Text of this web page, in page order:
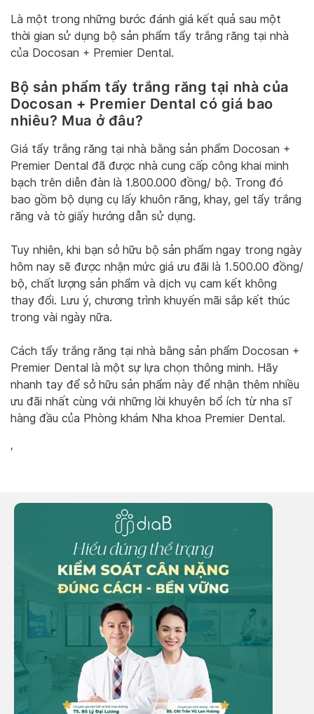
Là một trong những bước đánh giá kết quả sau một
thời gian sử dụng bộ sản phẩm tẩy trắng răng tại nhà
của Docosan + Premier Dental.
Bộ sản phẩm tẩy trắng răng tại nhà của
Docosan + Premier Dental có giá bao
nhiêu? Mua ở đâu?
Giá tẩy trắng răng tại nhà bằng sản phẩm Docosan +
Premier Dental đã được nhà cung cấp công khai minh
bạch trên diễn đàn là 1.800.000 đồng/ bộ. Trong đó
bao gồm bộ dụng cụ lấy khuôn răng, khay, gel tẩy trắng
răng và tờ giấy hướng dẫn sử dụng.
Tuy nhiên, khi bạn sở hữu bộ sản phẩm ngay trong ngày
hôm nay sẽ được nhận mức giá ưu đãi là 1.500.00 đồng/
bộ, chất lượng sản phẩm và dịch vụ cam kết không
thay đổi. Lưu ý, chương trình khuyến mãi sắp kết thúc
trong vài ngày nữa.
Cách tẩy trắng răng tại nhà bằng sản phẩm Docosan +
Premier Dental là một sự lựa chọn thông minh. Hãy
nhanh tay để sở hữu sản phẩm này để nhận thêm nhiều
ưu đãi nhất cùng với những lời khuyên bổ ích từ nha sĩ
hàng đầu của Phòng khám Nha khoa Premier Dental.
‘